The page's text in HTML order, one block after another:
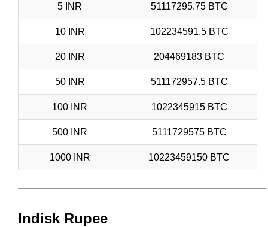
5 INR 51117295.75 BTC
10 INR 102234591.5 BTC
20 INR 204469183 BTC
50 INR 511172957.5 BTC
100 INR 1022345915 BTC
500 INR 5111729575 BTC
1000 INR 10223459150 BTC
Indisk Rupee